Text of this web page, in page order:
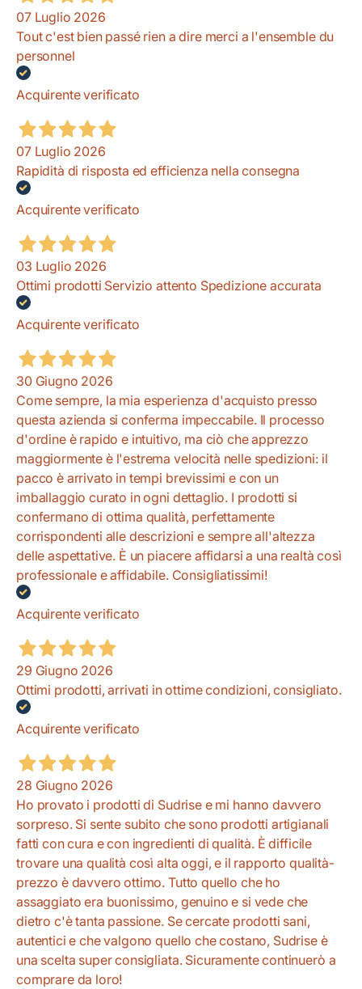
07 Luglio 2026
Tout c'est bien passé rien a dire merci a l'ensemble du
personnel
Acquirente verificato
07 Luglio 2026
Rapidità di risposta ed efficienza nella consegna
Acquirente verificato
03 Luglio 2026
Ottimi prodotti Servizio attento Spedizione accurata
Acquirente verificato
30 Giugno 2026
Come sempre, la mia esperienza d'acquisto presso
questa azienda si conferma impeccabile. Il processo
d'ordine è rapido e intuitivo, ma ciò che apprezzo
maggiormente è l'estrema velocità nelle spedizioni: il
pacco è arrivato in tempi brevissimi e con un
imballaggio curato in ogni dettaglio. I prodotti si
confermano di ottima qualità, perfettamente
corrispondenti alle descrizioni e sempre all'altezza
delle aspettative. È un piacere affidarsi a una realtà così
professionale e affidabile. Consigliatissimi!
Acquirente verificato
29 Giugno 2026
Ottimi prodotti, arrivati in ottime condizioni, consigliato.
Acquirente verificato
28 Giugno 2026
Ho provato i prodotti di Sudrise e mi hanno davvero
sorpreso. Si sente subito che sono prodotti artigianali
fatti con cura e con ingredienti di qualità. È difficile
trovare una qualità così alta oggi, e il rapporto qualità-
prezzo è davvero ottimo. Tutto quello che ho
assaggiato era buonissimo, genuino e si vede che
dietro c'è tanta passione. Se cercate prodotti sani,
autentici e che valgono quello che costano, Sudrise è
una scelta super consigliata. Sicuramente continuerò a
comprare da loro!